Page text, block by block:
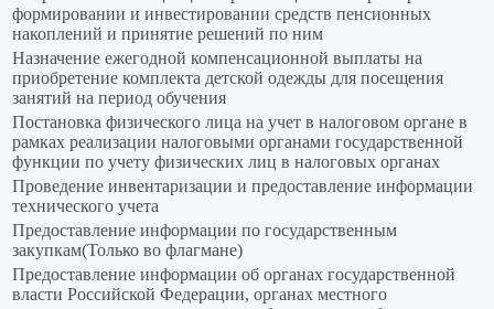
формировании и инвестировании средств пенсионных
накоплений и принятие решений по ним
Назначение ежегодной компенсационной выплаты на
приобретение комплекта детской одежды для посещения
занятий на период обучения
Постановка физического лица на учет в налоговом органе в
рамках реализации налоговыми органами государственной
функции по учету физических лиц в налоговых органах
Проведение инвентаризации и предоставление информации
технического учета
Предоставление информации по государственным
закупкам(Только во флагмане)
Предоставление информации об органах государственной
власти Российской Федерации, органах местного